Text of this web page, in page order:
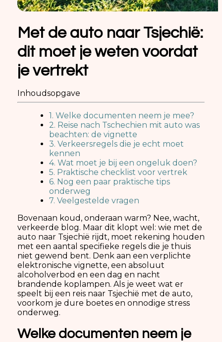
Met de auto naar Tsjechië:
dit moet je weten voordat
je vertrekt
Inhoudsopgave
1. Welke documenten neem je mee?
2. Reise nach Tschechien mit auto was
beachten: de vignette
3. Verkeersregels die je echt moet
kennen
4. Wat moet je bij een ongeluk doen?
5. Praktische checklist voor vertrek
6. Nog een paar praktische tips
onderweg
7. Veelgestelde vragen
Bovenaan koud, onderaan warm? Nee, wacht,
verkeerde blog. Maar dit klopt wel: wie met de
auto naar Tsjechië rijdt, moet rekening houden
met een aantal specifieke regels die je thuis
niet gewend bent. Denk aan een verplichte
elektronische vignette, een absoluut
alcoholverbod en een dag en nacht
brandende koplampen. Als je weet wat er
speelt bij een reis naar Tsjechië met de auto,
voorkom je dure boetes en onnodige stress
onderweg.
Welke documenten neem je